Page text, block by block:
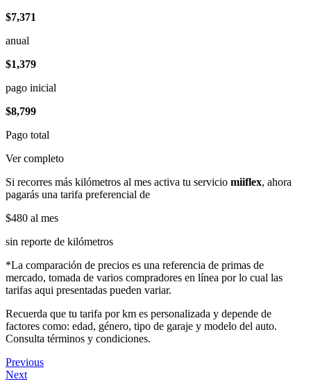
$7,371
anual
$1,379
pago inicial
$8,799
Pago total
Ver completo
Si recorres más kilómetros al mes activa tu servicio miiflex, ahora
pagarás una tarifa preferencial de
$480 al mes
sin reporte de kilómetros
*La comparación de precios es una referencia de primas de
mercado, tomada de varios compradores en línea por lo cual las
tarifas aqui presentadas pueden variar.
Recuerda que tu tarifa por km es personalizada y depende de
factores como: edad, género, tipo de garaje y modelo del auto.
Consulta términos y condiciones.
Previous
Next